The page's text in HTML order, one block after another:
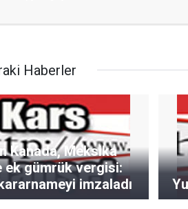
Haberler
Kanada, Meksika
ek gümrük vergisi:
imzaladı